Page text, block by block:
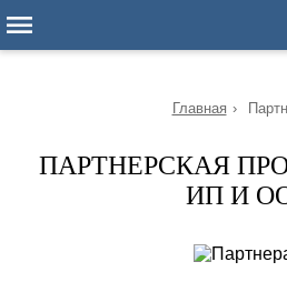
Главная ›
ПАРТНЕРСКАЯ
ИП И